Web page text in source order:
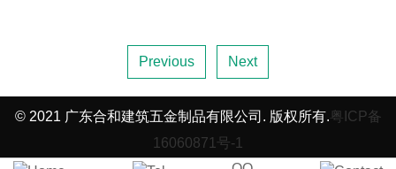
Previous Next
© 2021 广东合和建筑五金制品有限公司. 版权所有.粤ICP备
16060871号-1